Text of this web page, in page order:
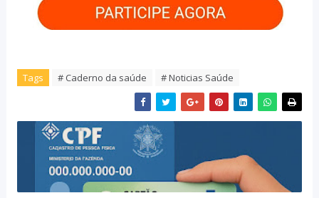
Tags # Caderno da saúde # Noticias Saúde